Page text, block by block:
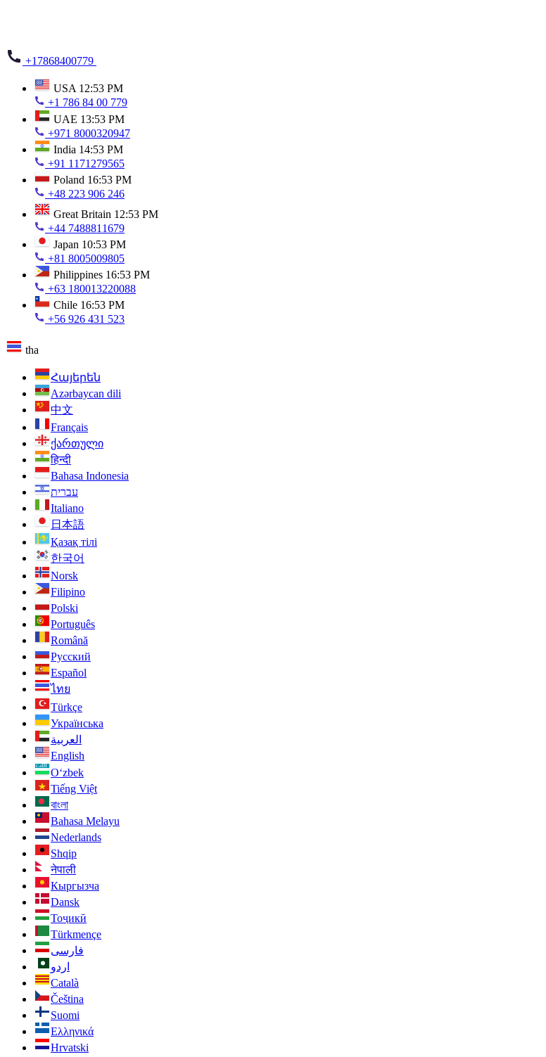
+17868400779
USA 12:53 PM
+1 786 84 00 779
UAE 13:53 PM
+971 8000320947
India 14:53 PM
+91 1171279565
Poland 16:53 PM
+48 223 906 246
Great Britain 12:53 PM
+44 7488811679
Japan 10:53 PM
+81 8005009805
Philippines 16:53 PM
+63 180013220088
Chile 16:53 PM
+56 926 431 523
tha
Հայերեն
Azərbaycan dili
中文
Français
ქართული
हिन्दी
Bahasa Indonesia
עברית
Italiano
日本語
Қазақ тілі
한국어
Norsk
Filipino
Polski
Português
Română
Русский
Español
ไทย
Türkçe
Українська
العربية
English
O‘zbek
Tiếng Việt
বাংলা
Bahasa Melayu
Nederlands
Shqip
नेपाली
Кыргызча
Dansk
Тоҷикӣ
Türkmençe
فارسی
اردو
Català
Čeština
Suomi
Ελληνικά
Hrvatski